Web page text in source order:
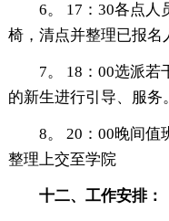
6。 17：30各点人
椅，清点并整理已报名
7。 18：00选派若
的新生进行引导、服务。
8。 20：00晚间值
整理上交至学院
十二、工作安排：